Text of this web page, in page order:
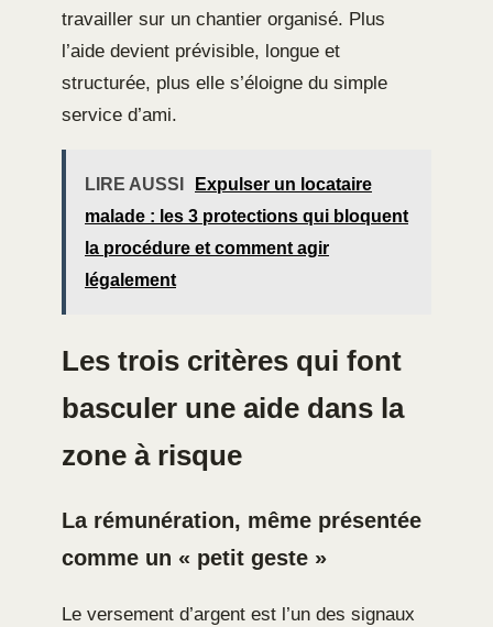
travailler sur un chantier organisé. Plus
l’aide devient prévisible, longue et
structurée, plus elle s’éloigne du simple
service d’ami.
LIRE AUSSI
Expulser un locataire
malade : les 3 protections qui bloquent
la procédure et comment agir
légalement
Les trois critères qui font
basculer une aide dans la
zone à risque
La rémunération, même présentée
comme un « petit geste »
Le versement d’argent est l’un des signaux